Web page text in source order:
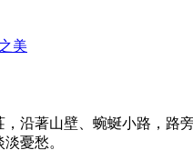
美
沿著山壁、蜿蜒小路，
憂愁。